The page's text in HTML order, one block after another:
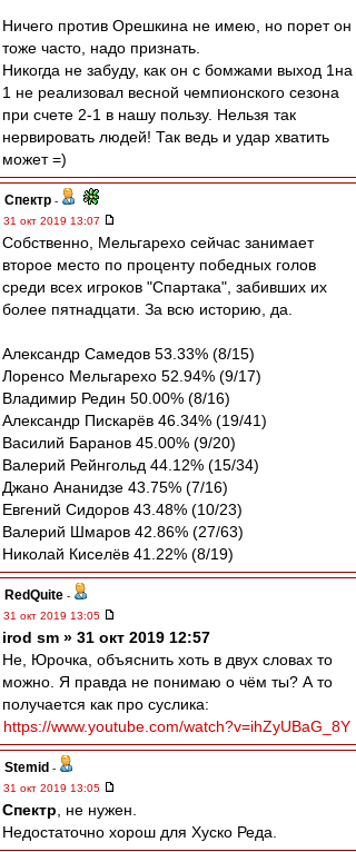
Ничего против Орешкина не имею, но порет он
тоже часто, надо признать.
Никогда не забуду, как он с бомжами выход 1на
1 не реализовал весной чемпионского сезона
при счете 2-1 в нашу пользу. Нельзя так
нервировать людей! Так ведь и удар хватить
может =)
Спектр -
31 окт 2019 13:07
Собственно, Мельгарехо сейчас занимает
второе место по проценту победных голов
среди всех игроков "Спартака", забивших их
более пятнадцати. За всю историю, да.
Александр Самедов 53.33% (8/15)
Лоренсо Мельгарехо 52.94% (9/17)
Владимир Редин 50.00% (8/16)
Александр Пискарёв 46.34% (19/41)
Василий Баранов 45.00% (9/20)
Валерий Рейнгольд 44.12% (15/34)
Джано Ананидзе 43.75% (7/16)
Евгений Сидоров 43.48% (10/23)
Валерий Шмаров 42.86% (27/63)
Николай Киселёв 41.22% (8/19)
RedQuite -
31 окт 2019 13:05
irod sm » 31 окт 2019 12:57
Не, Юрочка, объяснить хоть в двух словах то
можно. Я правда не понимаю о чём ты? А то
получается как про суслика:
https://www.youtube.com/watch?v=ihZyUBaG_8Y
Stemid -
31 окт 2019 13:05
Спектр , не нужен.
Недостаточно хорош для Хуско Реда.